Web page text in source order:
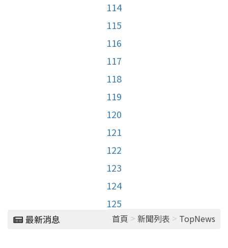
114
115
116
117
118
119
120
121
122
123
124
125
最新消息 首頁 > 新聞列表 > TopNews